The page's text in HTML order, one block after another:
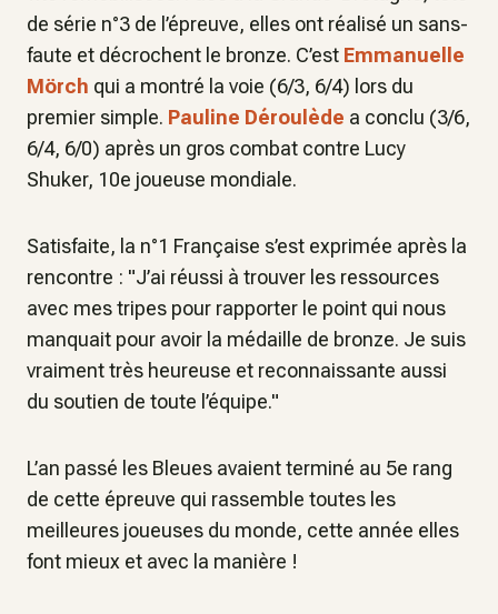
de série n°3 de l’épreuve, elles ont réalisé un sans-
faute et décrochent le bronze. C’est Emmanuelle
Mörch qui a montré la voie (6/3, 6/4) lors du
premier simple. Pauline Déroulède a conclu (3/6,
6/4, 6/0) après un gros combat contre Lucy
Shuker, 10e joueuse mondiale.
Satisfaite, la n°1 Française s’est exprimée après la
rencontre : "J’ai réussi à trouver les ressources
avec mes tripes pour rapporter le point qui nous
manquait pour avoir la médaille de bronze. Je suis
vraiment très heureuse et reconnaissante aussi
du soutien de toute l’équipe."
L’an passé les Bleues avaient terminé au 5e rang
de cette épreuve qui rassemble toutes les
meilleures joueuses du monde, cette année elles
font mieux et avec la manière !